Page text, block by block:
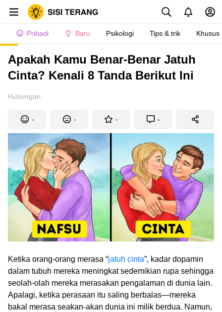
Pribadi Baru Psikologi Tips & trik Khusus
Apakah Kamu Benar-Benar Jatuh
Cinta? Kenali 8 Tanda Berikut Ini
Hubungan
- - - -
Ketika orang-orang merasa “jatuh cinta”, kadar dopamin
dalam tubuh mereka meningkat sedemikian rupa sehingga
seolah-olah mereka merasakan pengalaman di dunia lain.
Apalagi, ketika perasaan itu saling berbalas—mereka
bakal merasa seakan-akan dunia ini milik berdua. Namun,